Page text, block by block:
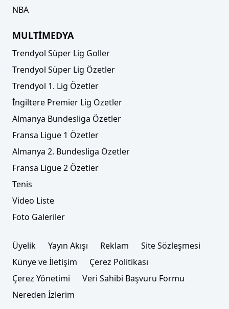
NBA
MULTİMEDYA
Trendyol Süper Lig Goller
Trendyol Süper Lig Özetler
Trendyol 1. Lig Özetler
İngiltere Premier Lig Özetler
Almanya Bundesliga Özetler
Fransa Ligue 1 Özetler
Almanya 2. Bundesliga Özetler
Fransa Ligue 2 Özetler
Tenis
Video Liste
Foto Galeriler
Üyelik Yayın Akışı Reklam
Site Sözleşmesi
Künye ve İletişim
Çerez Politikası
Çerez Yönetimi
Veri Sahibi Başvuru Formu
Nereden İzlerim